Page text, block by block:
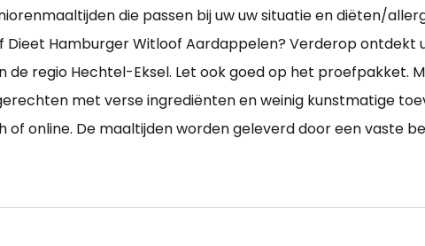
die passen bij uw uw situatie en diëten/
Dieet Hamburger Witloof Aardappelen? Verderop ontdekt
regio Hechtel-Eksel. Let ook goed op het proefpakket.
met verse ingrediënten en weinig kunstmatige
online. De maaltijden worden geleverd door een vaste